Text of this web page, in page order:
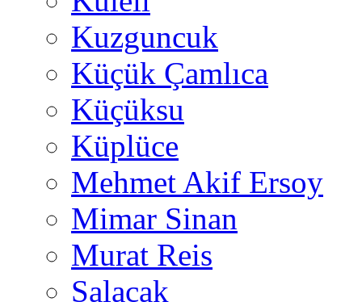
Kuzguncuk
Küçük Çamlıca
Küçüksu
Küplüce
Mehmet Akif Ersoy
Mimar Sinan
Murat Reis
Salacak